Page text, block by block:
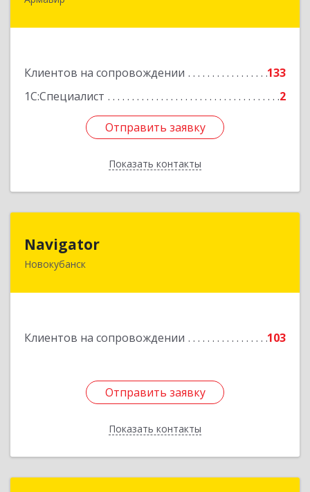
Клиентов на сопровождении
133
1С:Специалист
2
Отправить заявку
Показать контакты
Отправить заявку
Назад
Navigator
Новокубанск
Клиентов на сопровождении 103
Отправить заявку
Показать контакты
352240, Краснодарский край, Новокубанск г,
Отправить заявку
Назад